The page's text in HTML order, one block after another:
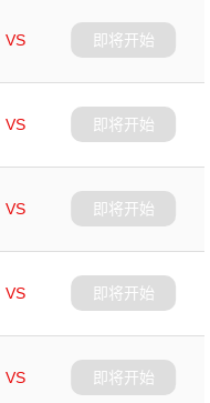
VS
即将开始
VS
即将开始
VS
即将开始
VS
即将开始
VS
即将开始